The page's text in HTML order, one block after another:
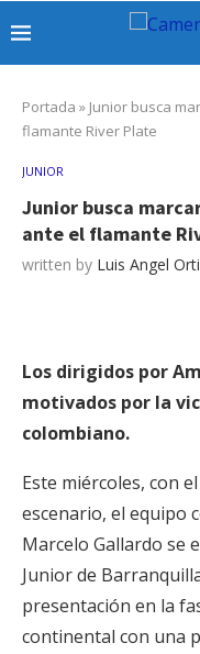
Portada » Junior busca
flamante River Plate
JUNIOR
Junior busca
ante el flamante
written by Luis Angel
Los dirigidos por
motivados por la
colombiano.
Este miércoles, con
escenario, el equipo
Marcelo Gallardo se
Junior de
presentación en la
continental con una